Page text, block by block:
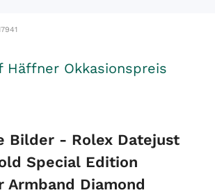
Häffner Okkasionspreis
Bilder - Rolex Datejust
Special Edition
Armband Diamond